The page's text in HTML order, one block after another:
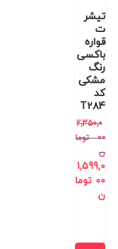
تیشر
ت
قواره
باکسی
رنگ
مشکی
کد
T284
2,350,0
00
توما
ن
1,599,0
00 توما
ن